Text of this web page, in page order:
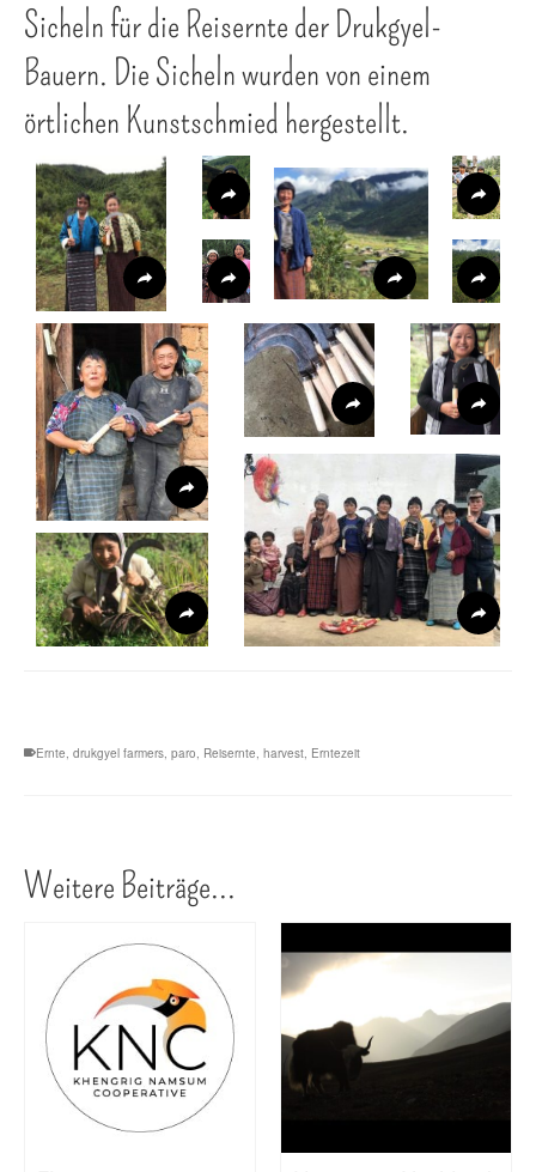
Sicheln für die Reisernte der Drukgyel-
Bauern. Die Sicheln wurden von einem
örtlichen Kunstschmied hergestellt.
Ernte drukgyel farmers paro Reisernte harvest Erntezeit
Weitere Beiträge...